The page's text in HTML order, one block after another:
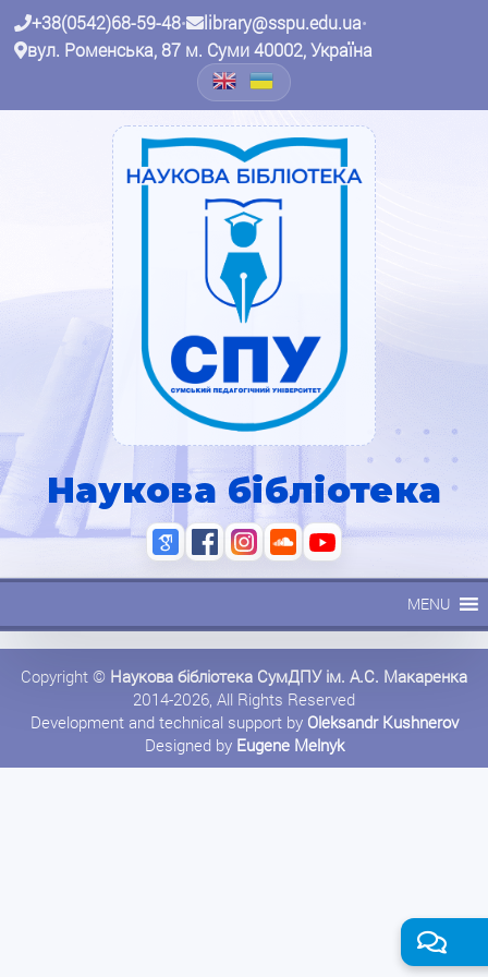
+38(0542)68-59-48• library@sspu.edu.ua•
вул. Роменська, 87 м. Суми 40002, Україна
Наукова бібліотека
MENU
Copyright © Наукова бібліотека СумДПУ ім. А.С. Макаренка
2014-2026, All Rights Reserved
Development and technical support by Oleksandr Kushnerov
Designed by Eugene Melnyk